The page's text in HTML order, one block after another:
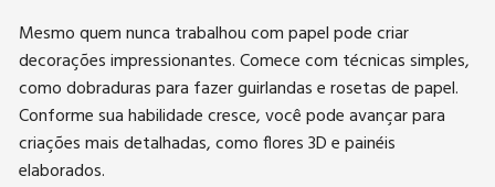
Mesmo quem nunca trabalhou com papel pode criar
decorações impressionantes. Comece com técnicas simples,
como dobraduras para fazer guirlandas e rosetas de papel.
Conforme sua habilidade cresce, você pode avançar para
criações mais detalhadas, como flores 3D e painéis
elaborados.